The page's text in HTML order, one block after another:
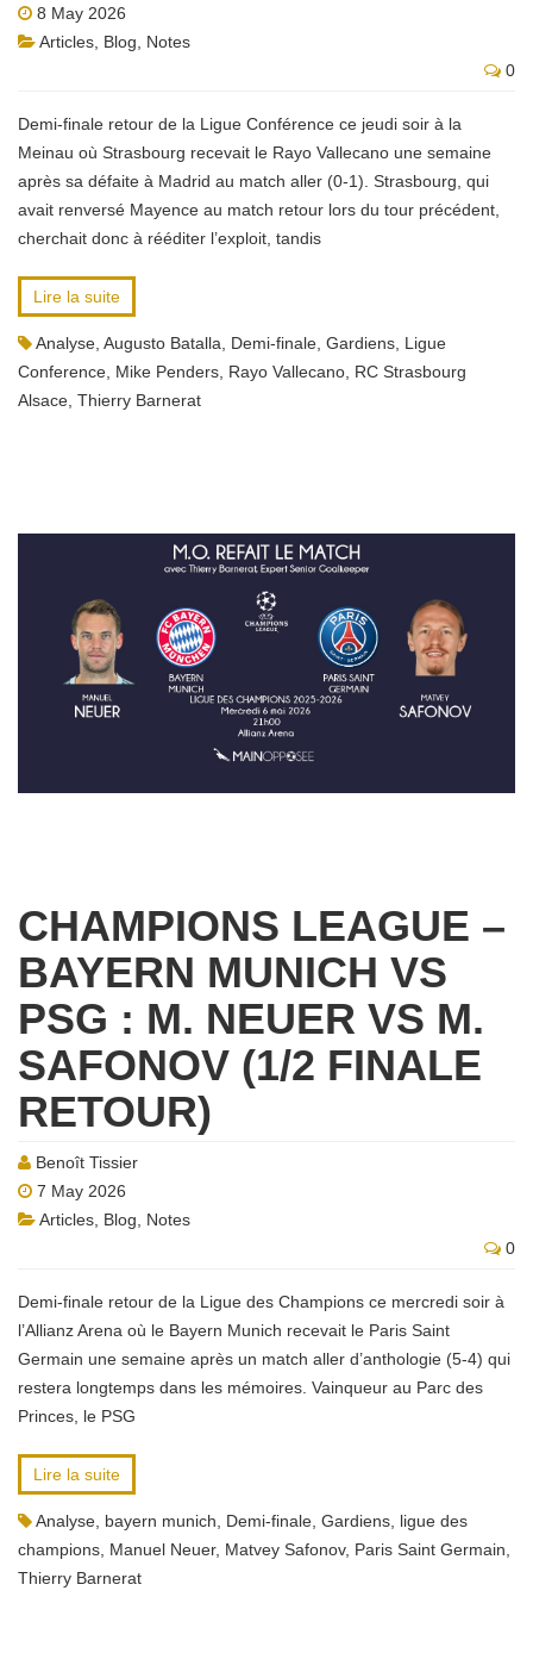
8 May 2026
Articles Blog
Notes
0
Demi-finale retour de la Ligue Conférence ce jeudi soir à la
Meinau où Strasbourg recevait le Rayo Vallecano une semaine
après sa défaite à Madrid au match aller (0-1). Strasbourg, qui
avait renversé Mayence au match retour lors du tour précédent,
cherchait donc à rééditer l’exploit, tandis
Lire la suite
Analyse Augusto Batalla Demi-finale Gardiens Ligue
Conference Mike Penders Rayo Vallecano RC Strasbourg
Alsace Thierry Barnerat
CHAMPIONS LEAGUE –
BAYERN MUNICH VS
PSG : M. NEUER VS M.
SAFONOV (1/2 FINALE
RETOUR)
Benoît Tissier
7 May 2026
Articles Blog
Notes
0
Demi-finale retour de la Ligue des Champions ce mercredi soir à
l’Allianz Arena où le Bayern Munich recevait le Paris Saint
Germain une semaine après un match aller d’anthologie (5-4) qui
restera longtemps dans les mémoires. Vainqueur au Parc des
Princes, le PSG
Lire la suite
Analyse bayern munich Demi-finale Gardiens ligue des
champions Manuel Neuer, Matvey Safonov, Paris Saint Germain
Thierry Barnerat